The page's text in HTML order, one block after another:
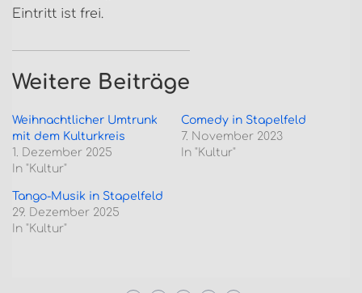
Eintritt ist frei.
Weitere Beiträge
Weihnachtlicher Umtrunk
mit dem Kulturkreis
1. Dezember 2025
In "Kultur"
Comedy in Stapelfeld
7. November 2023
In "Kultur"
Tango-Musik in Stapelfeld
29. Dezember 2025
In "Kultur"